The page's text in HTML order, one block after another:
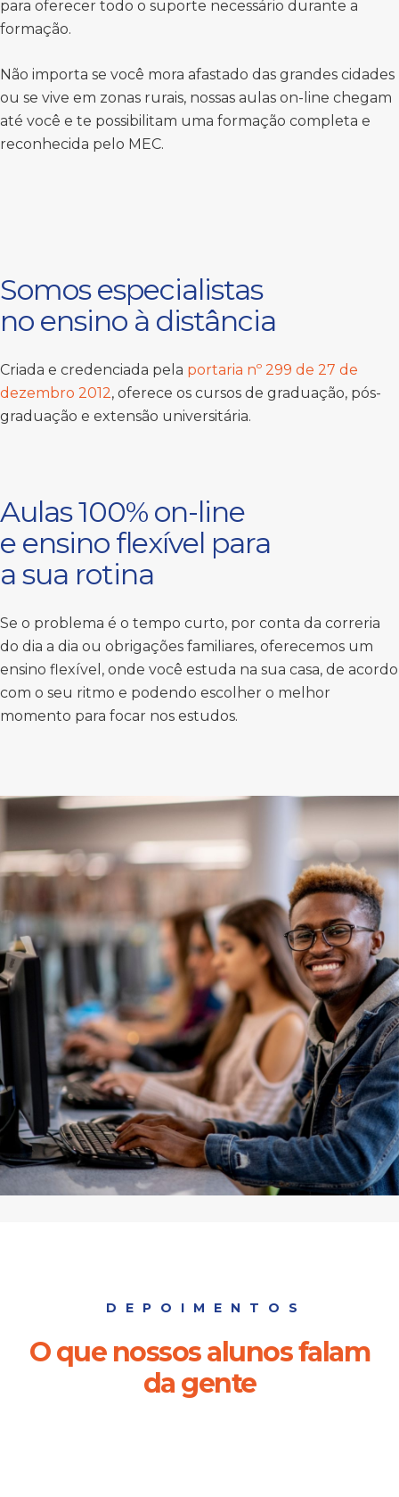
para oferecer todo o suporte necessário durante a
formação.
Não importa se você mora afastado das grandes cidades
ou se vive em zonas rurais, nossas aulas on-line chegam
até você e te possibilitam uma formação completa e
reconhecida pelo MEC.
Somos especialistas
no ensino à distância
Criada e credenciada pela portaria nº 299 de 27 de
dezembro 2012, oferece os cursos de graduação, pós-
graduação e extensão universitária.
Aulas 100% on-line
e ensino flexível para
a sua rotina
Se o problema é o tempo curto, por conta da correria
do dia a dia ou obrigações familiares, oferecemos um
ensino flexível, onde você estuda na sua casa, de acordo
com o seu ritmo e podendo escolher o melhor
momento para focar nos estudos.
DEPOIMENTOS
O que nossos alunos falam
da gente